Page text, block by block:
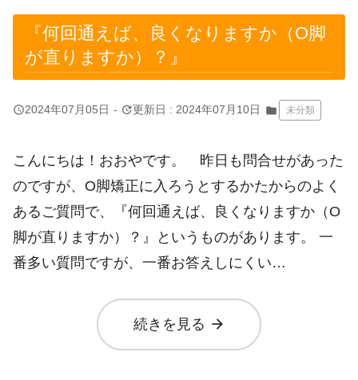
『何回通えば、良くなりますか（O脚
が直りますか）？』
query_builder2024年07月05日 - update更新日 : 2024年07月10日 folder 未分類
こんにちは！おおやです。 昨日も問合せがあった
のですが、O脚矯正に入ろうとするかたからのよく
あるご質問で、『何回通えば、良くなりますか（O
脚が直りますか）？』というものがあります。 一
番多い質問ですが、一番お答えしにくい…
続きを見る arrow_forward